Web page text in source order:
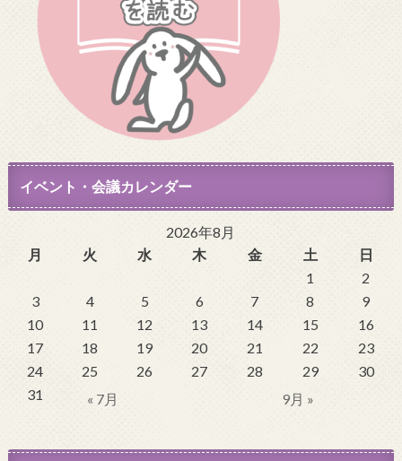
イベント・会議カレンダー
2026年8月
月
火 水 木 金 土
日
1
2
3
4 5 6 7 8
9
10
11 12 13 14 15
16
17
18 19 20 21 22
23
24
25 26 27 28 29
30
31
« 7月 9月 »